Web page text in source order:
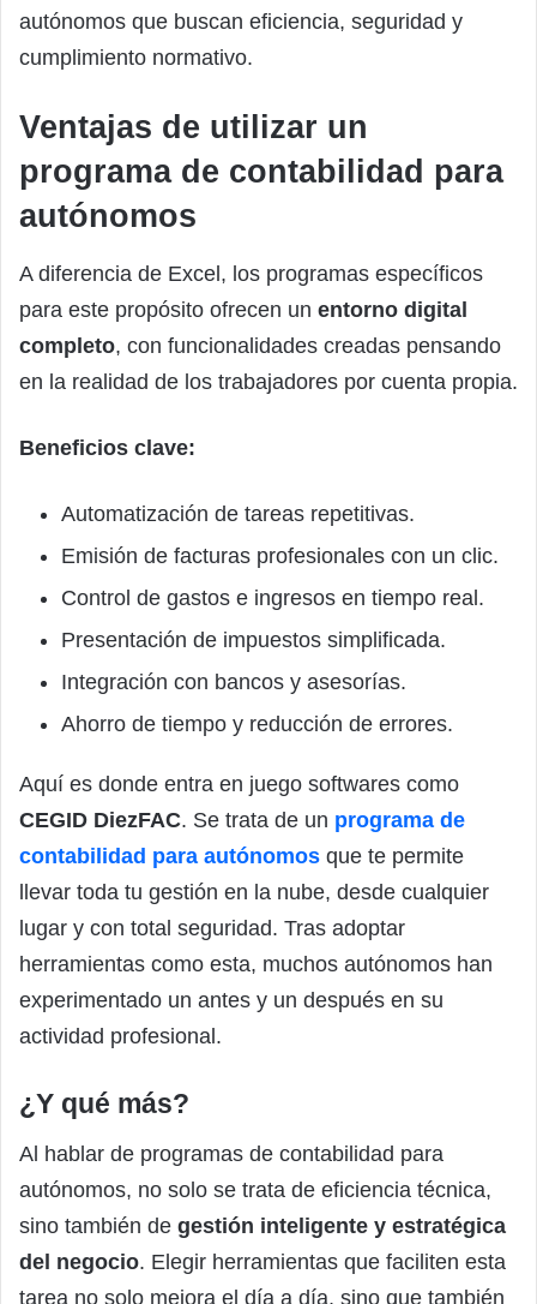
autónomos que buscan eficiencia, seguridad y
cumplimiento normativo.
Ventajas de utilizar un
programa de contabilidad para
autónomos
A diferencia de Excel, los programas específicos
para este propósito ofrecen un entorno digital
completo, con funcionalidades creadas pensando
en la realidad de los trabajadores por cuenta propia.
Beneficios clave:
Automatización de tareas repetitivas.
Emisión de facturas profesionales con un clic.
Control de gastos e ingresos en tiempo real.
Presentación de impuestos simplificada.
Integración con bancos y asesorías.
Ahorro de tiempo y reducción de errores.
Aquí es donde entra en juego softwares como
CEGID DiezFAC. Se trata de un programa de
contabilidad para autónomos que te permite
llevar toda tu gestión en la nube, desde cualquier
lugar y con total seguridad. Tras adoptar
herramientas como esta, muchos autónomos han
experimentado un antes y un después en su
actividad profesional.
¿Y qué más?
Al hablar de programas de contabilidad para
autónomos, no solo se trata de eficiencia técnica,
sino también de gestión inteligente y estratégica
del negocio. Elegir herramientas que faciliten esta
tarea no solo mejora el día a día, sino que también